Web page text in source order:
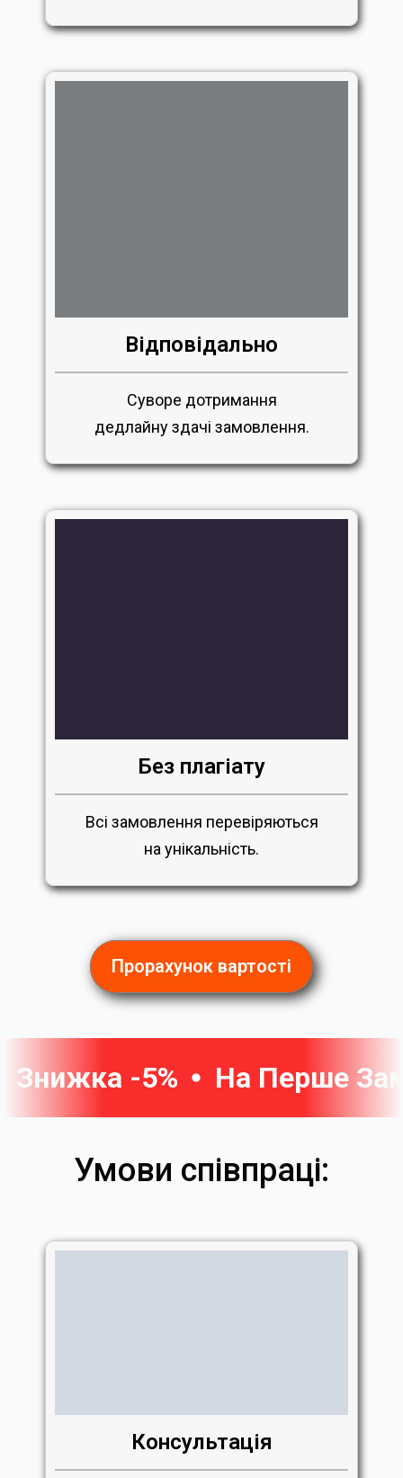
Відповідально
Суворе дотримання
дедлайну здачі замовлення.
Без плагіату
Всі замовлення перевіряються
на унікальність.
Прорахунок вартості
Умови співпраці:
Консультація
Знижка -5% На Перше